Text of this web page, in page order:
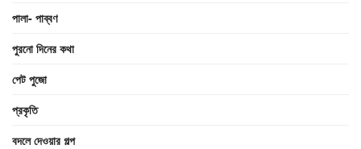
পালা- পাব্বণ
পুরনো দিনের কথা
পেট পুজো
প্রকৃতি
বদলে দেওয়ার গল্প